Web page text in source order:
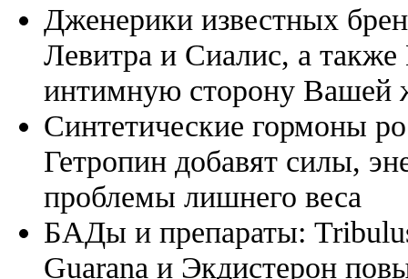
Дженерики известных
Левитра и Сиалис, а
интимную сторону Вашей
Синтетические гормоны
Гетропин добавят силы,
проблемы лишнего веса
БАДы и препараты:
Guarana и Экдистерон